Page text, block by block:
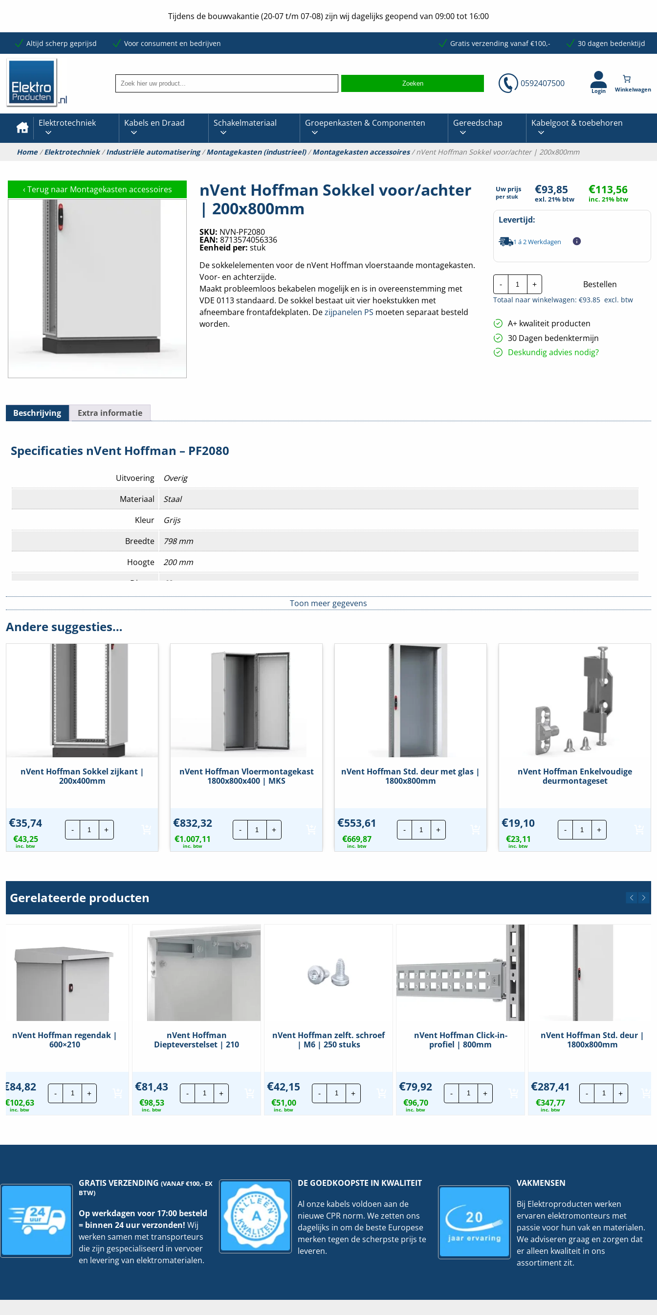
Tijdens de bouwvakantie (20-07 t/m 07-08) zijn wij dagelijks geopend van 09:00 tot 16:00
Altijd scherp geprijsd Voor consument en bedrijven Gratis verzending vanaf €100,- 30 dagen bedenktijd
0592407500
Login
Elektrotechniek Kabels en Draad Schakelmateriaal Groepenkasten & Componenten Gereedschap Kabelgoot & toebehoren
Home/Elektrotechniek/Industriële automatisering/Montagekasten (industrieel)/Montagekasten accessoires/ nVent Hoffman Sokkel voor/achter | 200x800mm
‹ Terug naar Montagekasten accessoires
nVent Hoffman Sokkel voor/achter
| 200x800mm
SKU: NVN-PF2080
EAN: 8713574056336
Eenheid per: stuk
De sokkelelementen voor de nVent Hoffman vloerstaande montagekasten.
Voor- en achterzijde.
Maakt probleemloos bekabelen mogelijk en is in overeenstemming met
VDE 0113 standaard. De sokkel bestaat uit vier hoekstukken met
afneembare frontafdekplaten. Dezijpanelen PS moeten separaat besteld
worden.
Uw prijs
per stuk €93,85
exl. 21% btw
€113,56
inc. 21% btw
Levertijd:
1 á 2 Werkdagen
-
nVent
Hoffman
Sokkel
voor/achter
200x800mm
hoeveelheid
+ Bestellen
Totaal naar winkelwagen: €93.85excl. btw
A+ kwaliteit producten
30 Dagen bedenktermijn
Deskundig advies nodig?
Beschrijving Extra informatie
Specificaties nVent Hoffman – PF2080
Uitvoering
Overig
Materiaal
Staal
Kleur
Grijs
Breedte
798 mm
Hoogte
200 mm
Diepte
63 mm
Geschikt voor bouwbreedte kast
Geschikt voor buitenopstelling
Nee
Geschikt voor kabelrangering
Food Contact Material
Toon meer gegevens
Andere suggesties…
nVent Hoffman Sokkel zijkant |
200x400mm
€35,74
€43,25
inc. btw
-
nVent
Hoffman
Sokkel
|
+
nVent Hoffman Vloermontagekast
1800x800x400 | MKS
€832,32
€1.007,11
inc. btw
-
nVent
Hoffman
Vloermontagekast
|
+
nVent Hoffman Std. deur met glas |
1800x800mm
€553,61
€669,87
inc. btw
-
nVent
Hoffman
Std.
met
+
nVent Hoffman Enkelvoudige
deurmontageset
€19,10
€23,11
inc. btw
-
nVent
Hoffman
Enkelvoudige
hoeveelheid
+
Gerelateerde producten
nVent Hoffman regendak |
600×210
€84,82
€102,63
inc. btw
-
nVent
Hoffman
regendak
+
nVent Hoffman
Diepteverstelset | 210
€81,43
€98,53
inc. btw
-
nVent
Hoffman
Diepteverstelset
+
nVent Hoffman zelft. schroef
| M6 | 250 stuks
€42,15
€51,00
inc. btw
-
nVent
Hoffman
zelft.
+
nVent Hoffman Click-in-
profiel | 800mm
€79,92
€96,70
inc. btw
-
nVent
Hoffman
Click-
+
nVent Hoffman Std. deur |
1800x800mm
€287,41
€347,77
inc. btw
-
nVent
Hoffman
Std.
+
GRATIS VERZENDING(VANAF €100,- EX
BTW)
Op werkdagen voor 17:00 besteld
= binnen 24 uur verzonden! Wij
werken samen met transporteurs
die zijn gespecialiseerd in vervoer
en levering van elektromaterialen.
DE GOEDKOOPSTE IN KWALITEIT
Al onze kabels voldoen aan de
nieuwe CPR norm. We zetten ons
dagelijks in om de beste Europese
merken tegen de scherpste prijs te
leveren.
VAKMENSEN
Bij Elektroproducten werken
ervaren elektromonteurs met
passie voor hun vak en materialen.
We adviseren graag en zorgen dat
er alleen kwaliteit in ons
assortiment zit.